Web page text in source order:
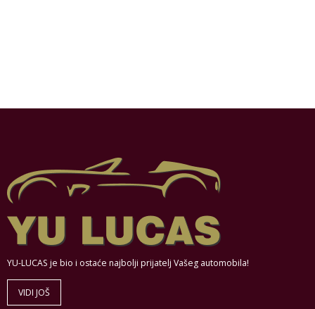
YU-LUCAS je bio i ostaće najbolji prijatelj Vašeg automobila!
VIDI JOŠ